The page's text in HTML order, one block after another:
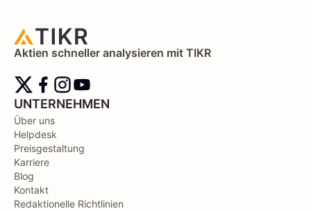
Aktien schneller analysieren mit TIKR
UNTERNEHMEN
Über uns
Helpdesk
Preisgestaltung
Karriere
Blog
Kontakt
Redaktionelle Richtlinien